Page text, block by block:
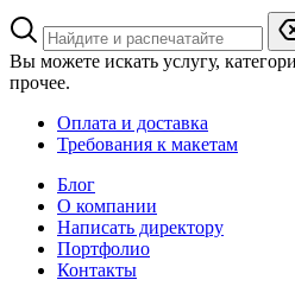
Вы можете искать услугу,
прочее.
Оплата и доставка
Требования к макетам
Блог
О компании
Написать директору
Портфолио
Контакты